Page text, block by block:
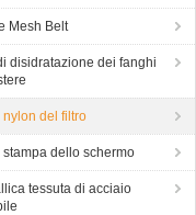
Mesh Belt
disidratazione dei fanghi
del filtro
dello schermo
tessuta di acciaio